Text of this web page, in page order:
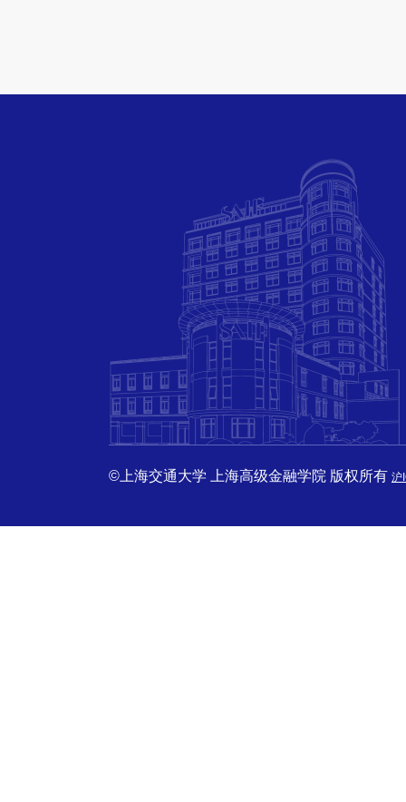
©上海交通大学 上海高级金融学院 版权所有 沪